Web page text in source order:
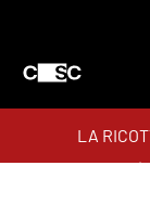
LA
FILM